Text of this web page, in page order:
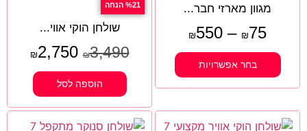
מגוון מארזי חבר...
₪75
–
₪550
בחר אפשרויות
%21 הנחה
שולחן הוקי אווי...
₪3,490
₪2,750
הוספה לסל